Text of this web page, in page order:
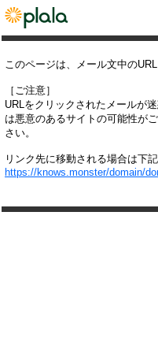
このページは、メール文中の
［ご注意］
URLをクリックされたメールが
は悪意のあるサイトの可能性が
さい。
リンク先に移動される場合は下
https://knows.monster/domain/